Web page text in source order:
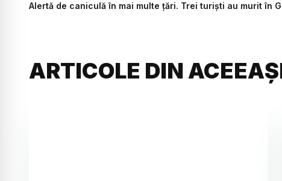
Alertă de caniculă în mai multe țări. Trei turiști au murit în
ARTICOLE DIN